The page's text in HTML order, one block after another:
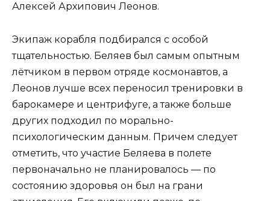
Алексей Архипович Леонов.
Экипаж корабля подбирался с особой
тщательностью. Беляев был самым опытным
лётчиком в первом отряде космонавтов, а
Леонов лучше всех переносил тренировки в
барокамере и центрифуге, а также больше
других подходил по морально-
психологическим данным. Причем следует
отметить, что участие Беляева в полете
первоначально не планировалось — по
состоянию здоровья он был на грани